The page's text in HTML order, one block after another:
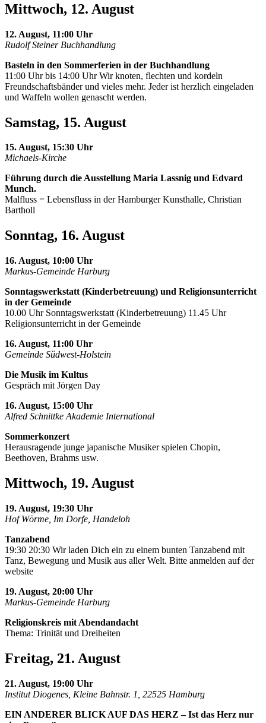
Mittwoch, 12. August
12. August, 11:00 Uhr
Rudolf Steiner Buchhandlung
Basteln in den Sommerferien in der Buchhandlung
11:00 Uhr bis 14:00 Uhr Wir knoten, flechten und kordeln
Freundschaftsbänder und vieles mehr. Jeder ist herzlich eingeladen
und Waffeln wollen genascht werden.
Samstag, 15. August
15. August, 15:30 Uhr
Michaels-Kirche
Führung durch die Ausstellung Maria Lassnig und Edvard
Munch.
Malfluss = Lebensfluss in der Hamburger Kunsthalle, Christian
Bartholl
Sonntag, 16. August
16. August, 10:00 Uhr
Markus-Gemeinde Harburg
Sonntagswerkstatt (Kinderbetreuung) und Religionsunterricht
in der Gemeinde
10.00 Uhr Sonntagswerkstatt (Kinderbetreuung) 11.45 Uhr
Religionsunterricht in der Gemeinde
16. August, 11:00 Uhr
Gemeinde Südwest-Holstein
Die Musik im Kultus
Gespräch mit Jörgen Day
16. August, 15:00 Uhr
Alfred Schnittke Akademie International
Sommerkonzert
Herausragende junge japanische Musiker spielen Chopin,
Beethoven, Brahms usw.
Mittwoch, 19. August
19. August, 19:30 Uhr
Hof Wörme, Im Dorfe, Handeloh
Tanzabend
19:30 20:30 Wir laden Dich ein zu einem bunten Tanzabend mit
Tanz, Bewegung und Musik aus aller Welt. Bitte anmelden auf der
website
19. August, 20:00 Uhr
Markus-Gemeinde Harburg
Religionskreis mit Abendandacht
Thema: Trinität und Dreiheiten
Freitag, 21. August
21. August, 19:00 Uhr
Institut Diogenes, Kleine Bahnstr. 1, 22525 Hamburg
EIN ANDERER BLICK AUF DAS HERZ – Ist das Herz nur